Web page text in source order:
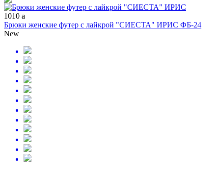
1010 a
Брюки женские футер с лайкрой "СИЕСТА" ИРИС ФБ-24
New